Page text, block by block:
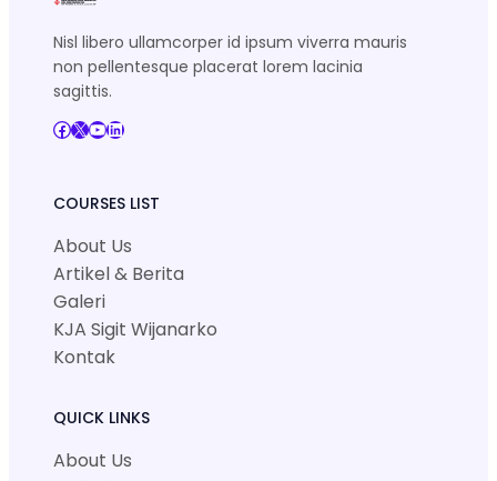
Nisl libero ullamcorper id ipsum viverra mauris
non pellentesque placerat lorem lacinia
sagittis.
Facebook X YouTube LinkedIn
COURSES LIST
About Us
Artikel & Berita
Galeri
KJA Sigit Wijanarko
Kontak
QUICK LINKS
About Us